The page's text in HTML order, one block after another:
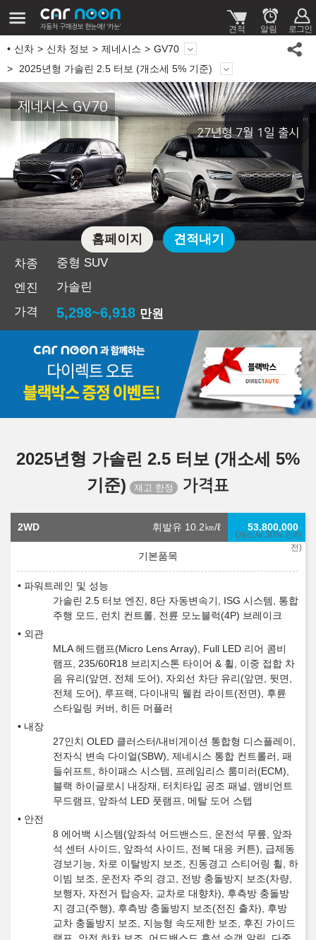
신차 신차 정보 제네시스
GV70
2025년형 가솔린 2.5 터보 (개소세 5% 기준)
제네시스 GV70
27년형 7월 1일 출시
차종
중형 SUV
엔진
가솔린
가격
5,298~6,918 만원
홈페이지 견적내기
2025년형 가솔린 2.5 터보 (개소세 5%
기준)
가격표
2WD 휘발유 10.2㎞/ℓ
(개소세 30% 인하
전)
53,800,000
파워트레인 및 성능
가솔린 2.5 터보 엔진, 8단 자동변속기, ISG 시스템, 통합
주행 모드, 런치 컨트롤, 전륜 모노블럭(4P) 브레이크
외관
MLA 헤드램프(Micro Lens Array), Full LED 리어 콤비
램프, 235/60R18 브리지스톤 타이어 & 휠, 이중 접합 차
음 유리(앞면, 전체 도어), 자외선 차단 유리(앞면, 뒷면,
전체 도어), 루프랙, 다이내믹 웰컴 라이트(전면), 후륜
스타일링 커버, 히든 머플러
내장
27인치 OLED 클러스터/내비게이션 통합형 디스플레이,
전자식 변속 다이얼(SBW), 제네시스 통합 컨트롤러, 패
들쉬프트, 하이패스 시스템, 프레임리스 룸미러(ECM),
블랙 하이글로시 내장재, 터치타입 공조 패널, 앰비언트
무드램프, 앞좌석 LED 풋램프, 메탈 도어 스텝
안전
8 에어백 시스템(앞좌석 어드밴스드, 운전석 무릎, 앞좌
석 센터 사이드, 앞좌석 사이드, 전복 대응 커튼), 급제동
경보기능, 차로 이탈방지 보조, 진동경고 스티어링 휠, 하
이빔 보조, 운전자 주의 경고, 전방 충돌방지 보조(차량,
보행자, 자전거 탑승자, 교차로 대향차), 후측방 충돌방
지 경고(주행), 후측방 충돌방지 보조(전진 출차), 후방
교차 충돌방지 보조, 지능형 속도제한 보조, 후진 가이드